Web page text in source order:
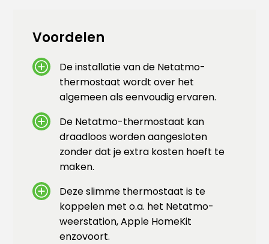
Voordelen
De installatie van de Netatmo-
thermostaat wordt over het
algemeen als eenvoudig ervaren.
De Netatmo-thermostaat kan
draadloos worden aangesloten
zonder dat je extra kosten hoeft te
maken.
Deze slimme thermostaat is te
koppelen met o.a. het Netatmo-
weerstation, Apple HomeKit
enzovoort.